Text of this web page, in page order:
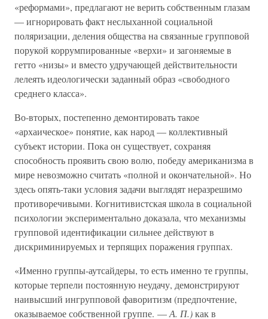
«реформами», предлагают не верить собственным глазам
— игнорировать факт неслыханной социальной
поляризации, деления общества на связанные групповой
порукой коррумпированные «верхи» и загоняемые в
гетто «низы» и вместо удручающей действительности
лелеять идеологически заданный образ «свободного
среднего класса».
Во-вторых, постепенно демонтировать такое
«архаическое» понятие, как народ — коллективный
субъект истории. Пока он существует, сохраняя
способность проявить свою волю, победу американизма в
мире невозможно считать «полной и окончательной». Но
здесь опять-таки условия задачи выглядят неразрешимо
противоречивыми. Когнитивистская школа в социальной
психологии экспериментально доказала, что механизмы
групповой идентификации сильнее действуют в
дискриминируемых и терпящих поражения группах.
«Именно группы-аутсайдеры, то есть именно те группы,
которые терпели постоянную неудачу, демонстрируют
наивысший ингрупповой фаворитизм (предпочтение,
оказываемое собственной группе. —А. П.)как в